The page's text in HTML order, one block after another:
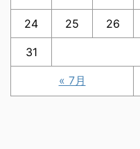
« 7月
24 25 26
31